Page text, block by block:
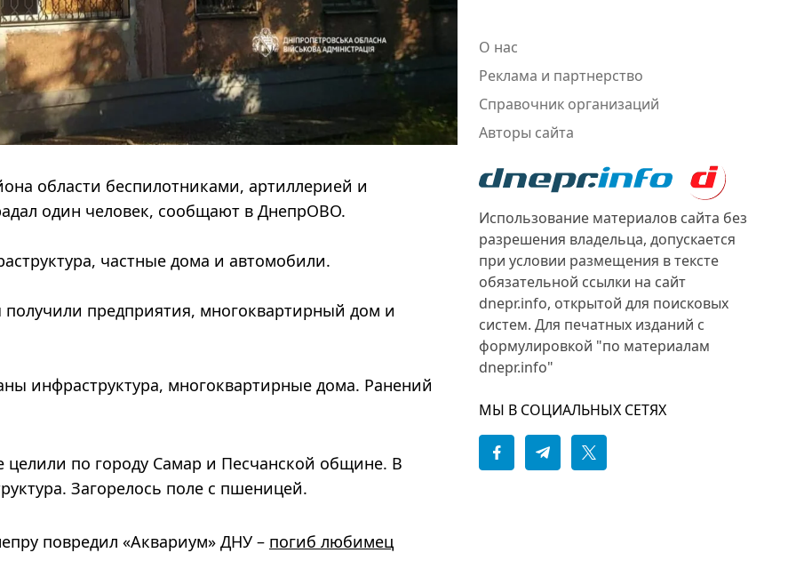
области беспилотниками, артиллерией и
один человек, сообщают в ДнепрОВО.
частные дома и автомобили.
предприятия, многоквартирный дом и
инфраструктура, многоквартирные дома. Ранений
целили по городу Самар и Песчанской общине. В
Загорелось поле с пшеницей.
повредил «Аквариум» ДНУ – погиб любимец
О нас
Реклама и партнерство
Справочник организаций
Авторы сайта
Использование материалов сайта без
разрешения владельца, допускается
при условии размещения в тексте
обязательной ссылки на сайт
dnepr.info, открытой для поисковых
систем. Для печатных изданий с
формулировкой "по материалам
dnepr.info"
МЫ В СОЦИАЛЬНЫХ СЕТЯХ